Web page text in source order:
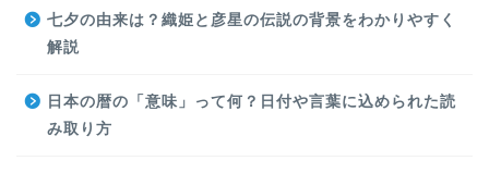
七夕の由来は？織姫と彦星の伝説の背景をわかりやすく
解説
日本の暦の「意味」って何？日付や言葉に込められた読
み取り方